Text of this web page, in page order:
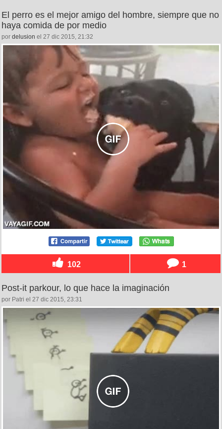
El perro es el mejor amigo del hombre, siempre que no
haya comida de por medio
por delusion el 27 dic 2015, 21:32
102 1
Post-it parkour, lo que hace la imaginación
por Patri el 27 dic 2015, 23:31